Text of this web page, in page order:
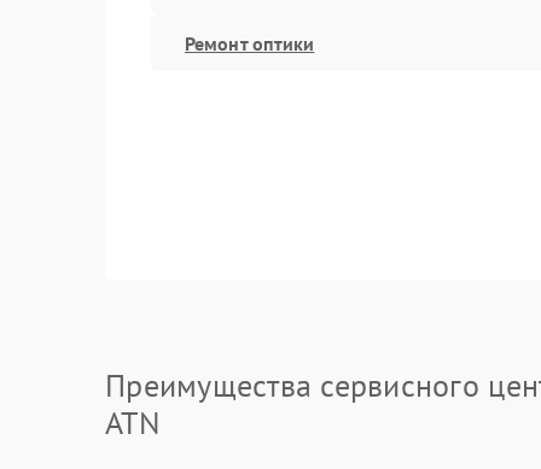
Ремонт оптики
Преимущества сервисного
ATN